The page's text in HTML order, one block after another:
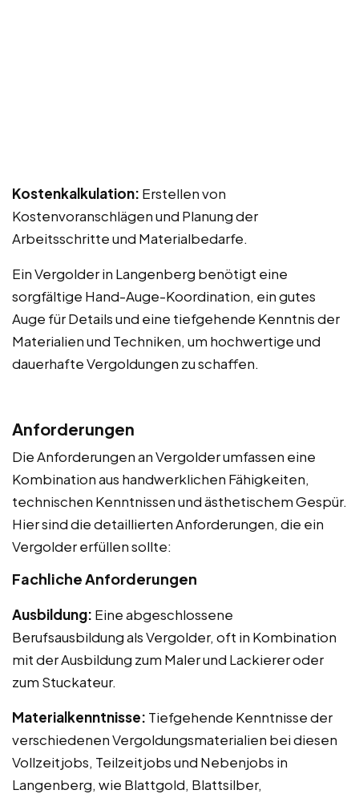
Kostenkalkulation: Erstellen von
Kostenvoranschlägen und Planung der
Arbeitsschritte und Materialbedarfe.
Ein Vergolder in Langenberg benötigt eine
sorgfältige Hand-Auge-Koordination, ein gutes
Auge für Details und eine tiefgehende Kenntnis der
Materialien und Techniken, um hochwertige und
dauerhafte Vergoldungen zu schaffen.
Anforderungen
Die Anforderungen an Vergolder umfassen eine
Kombination aus handwerklichen Fähigkeiten,
technischen Kenntnissen und ästhetischem Gespür.
Hier sind die detaillierten Anforderungen, die ein
Vergolder erfüllen sollte:
Fachliche Anforderungen
Ausbildung: Eine abgeschlossene
Berufsausbildung als Vergolder, oft in Kombination
mit der Ausbildung zum Maler und Lackierer oder
zum Stuckateur.
Materialkenntnisse: Tiefgehende Kenntnisse der
verschiedenen Vergoldungsmaterialien bei diesen
Vollzeitjobs, Teilzeitjobs und Nebenjobs in
Langenberg, wie Blattgold, Blattsilber,